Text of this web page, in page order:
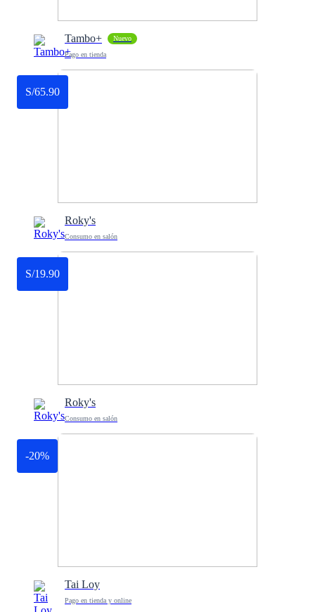
Tambo+ Nuevo
Pago en tienda
S/65.90
Roky's
Consumo en salón
S/19.90
Roky's
Consumo en salón
-20%
Tai Loy
Pago en tienda y online